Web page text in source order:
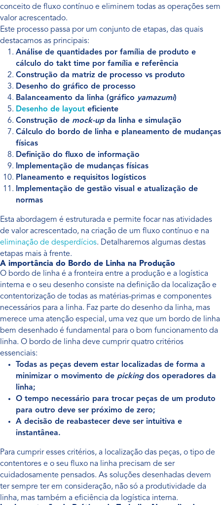
conceito de fluxo contínuo e eliminem todas as operações sem
valor acrescentado.
Este processo passa por um conjunto de etapas, das quais
destacamos as principais:
Análise de quantidades por família de produto e
cálculo do takt time por família e referência
Construção da matriz de processo vs produto
Desenho do gráfico de processo
Balanceamento da linha (gráfico yamazumi)
Desenho de layout eficiente
Construção de mock-upda linha e simulação
Cálculo do bordo de linha e planeamento de mudanças
físicas
Definição do fluxo de informação
Implementação de mudanças físicas
Planeamento e requisitos logísticos
Implementação de gestão visual e atualização de
normas
Esta abordagem é estruturada e permite focar nas atividades
de valor acrescentado, na criação de um fluxo contínuo e na
eliminação de desperdícios. Detalharemos algumas destas
etapas mais à frente.
A importância do Bordo de Linha na Produção
O bordo de linha é a fronteira entre a produção e a logística
interna e o seu desenho consiste na definição da localização e
contentorização de todas as matérias-primas e componentes
necessários para a linha. Faz parte do desenho da linha, mas
merece uma atenção especial, uma vez que um bordo de linha
bem desenhado é fundamental para o bom funcionamento da
linha. O bordo de linha deve cumprir quatro critérios
essenciais:
Todas as peças devem estar localizadas de forma a
minimizar o movimento de pickingdos operadores da
linha;
O tempo necessário para trocar peças de um produto
para outro deve ser próximo de zero;
A decisão de reabastecer deve ser intuitiva e
instantânea.
Para cumprir esses critérios, a localização das peças, o tipo de
contentores e o seu fluxo na linha precisam de ser
cuidadosamente pensados. As soluções desenhadas devem
ter sempre ter em consideração, não só a produtividade da
linha, mas também a eficiência da logística interna.